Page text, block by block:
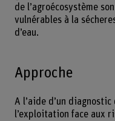
de l’agroécosystème
vulnérables à la
d’eau.
Approche
A l’aide d’un
l’exploitation face aux